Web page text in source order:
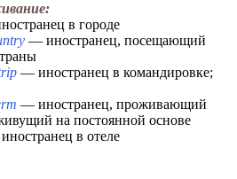
в городе
— иностранец, посещающий
— иностранец в командировке;
— иностранец, проживающий
на постоянной основе
в отеле